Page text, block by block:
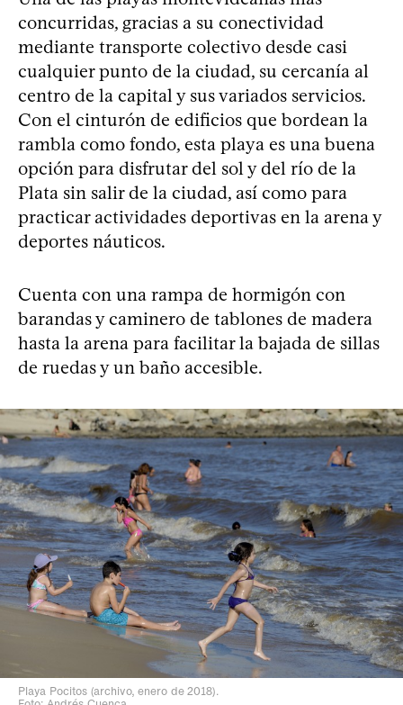
concurridas, gracias a su conectividad
mediante transporte colectivo desde casi
cualquier punto de la ciudad, su cercanía al
centro de la capital y sus variados servicios.
Con el cinturón de edificios que bordean la
rambla como fondo, esta playa es una buena
opción para disfrutar del sol y del río de la
Plata sin salir de la ciudad, así como para
practicar actividades deportivas en la arena y
deportes náuticos.
Cuenta con una rampa de hormigón con
barandas y caminero de tablones de madera
hasta la arena para facilitar la bajada de sillas
de ruedas y un baño accesible.
Playa Pocitos (archivo, enero de 2018).